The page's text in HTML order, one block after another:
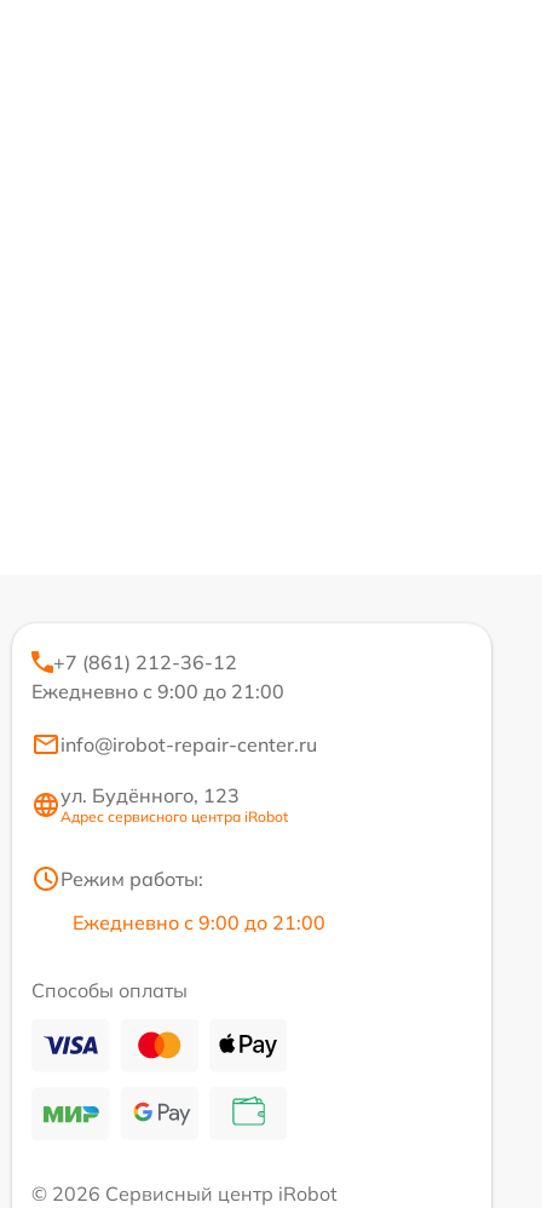
+7 (861) 212-36-12
Ежедневно с 9:00 до 21:00
info@irobot-repair-center.ru
ул. Будённого, 123
Адрес сервисного центра iRobot
Режим работы:
Ежедневно с 9:00 до 21:00
Способы оплаты
© 2026 Сервисный центр iRobot